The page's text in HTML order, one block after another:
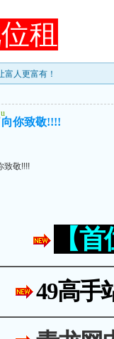
租
富人更富有！
u
你致敬!!!!
致敬!!!!
【
49高手